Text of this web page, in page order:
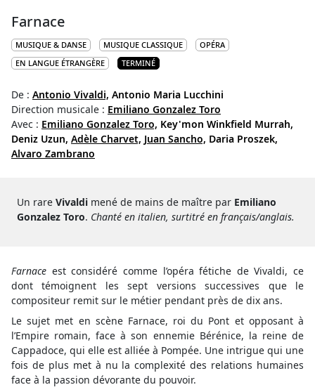
Farnace
MUSIQUE & DANSE MUSIQUE CLASSIQUE
OPÉRA
EN LANGUE ÉTRANGÈRE
TERMINÉ
De : Antonio Vivaldi, Antonio Maria Lucchini
Direction musicale : Emiliano Gonzalez Toro
Avec : Emiliano Gonzalez Toro, Key'mon Winkfield Murrah,
Deniz Uzun, Adèle Charvet, Juan Sancho, Daria Proszek,
Alvaro Zambrano
Un rare Vivaldi mené de mains de maître par Emiliano
Gonzalez Toro. Chanté en italien, surtitré en français/anglais.
Farnace est considéré comme l’opéra fétiche de Vivaldi, ce
dont témoignent les sept versions successives que le
compositeur remit sur le métier pendant près de dix ans.
Le sujet met en scène Farnace, roi du Pont et opposant à
l’Empire romain, face à son ennemie Bérénice, la reine de
Cappadoce, qui elle est alliée à Pompée. Une intrigue qui une
fois de plus met à nu la complexité des relations humaines
face à la passion dévorante du pouvoir.